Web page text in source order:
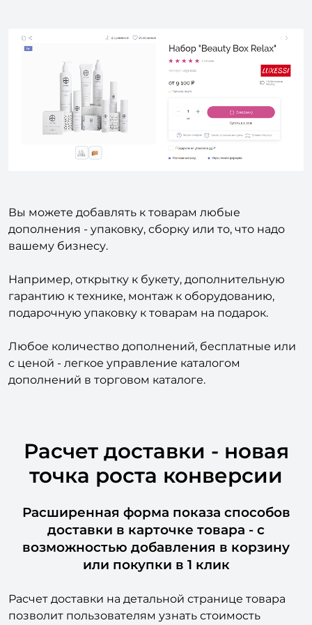
Вы можете добавлять к товарам любые
дополнения - упаковку, сборку или то, что надо
вашему бизнесу.
Например, открытку к букету, дополнительную
гарантию к технике, монтаж к оборудованию,
подарочную упаковку к товарам на подарок.
Любое количество дополнений, бесплатные или
с ценой - легкое управление каталогом
дополнений в торговом каталоге.
Расчет доставки - новая
точка роста конверсии
Расширенная форма показа способов
доставки в карточке товара - с
возможностью добавления в корзину
или покупки в 1 клик
Расчет доставки на детальной странице товара
позволит пользователям узнать стоимость